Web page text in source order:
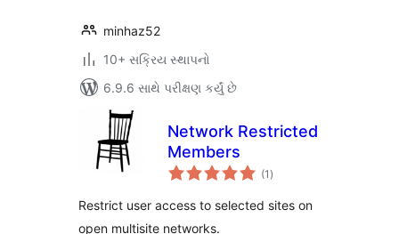
minhaz52
10+ સક્રિય સ્થાપનો
6.9.6 સાથે પરીક્ષણ કર્યું છે
Network Restricted
Members
(1 કુલ
રેટિંગ્સ
)
Restrict user access to selected sites on
open multisite networks.